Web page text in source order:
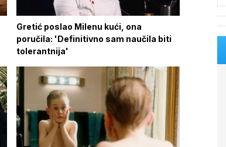
Gretić poslao Milenu kući, ona
poručila: 'Definitivno sam naučila biti
tolerantnija'